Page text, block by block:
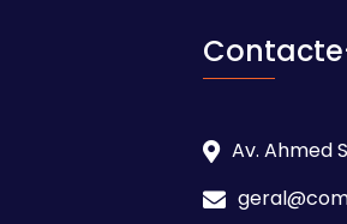
Av. Ahmed